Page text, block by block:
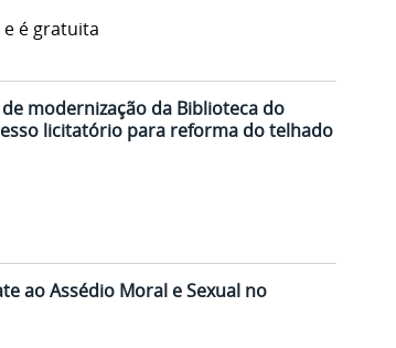
é gratuita
modernização da Biblioteca do
licitatório para reforma do telhado
ao Assédio Moral e Sexual no